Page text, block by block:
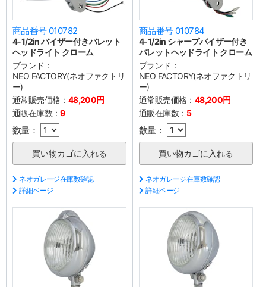
商品番号 010782
4-1/2in バイザー付きバレット
ヘッドライト クローム
ブランド：
NEO FACTORY(ネオファクトリ
ー)
通常販売価格： 48,200円
通販在庫数：9
数量：
ネオガレージ在庫数確認
詳細ページ
商品番号 010784
4-1/2in シャープバイザー付き
バレットヘッドライト クローム
ブランド：
NEO FACTORY(ネオファクトリ
ー)
通常販売価格： 48,200円
通販在庫数： 5
数量：
ネオガレージ在庫数確認
詳細ページ